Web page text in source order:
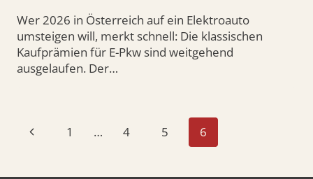
Wer 2026 in Österreich auf ein Elektroauto
umsteigen will, merkt schnell: Die klassischen
Kaufprämien für E-Pkw sind weitgehend
ausgelaufen. Der…
Seitennavigation
Vorherige
1 … 4 5 6